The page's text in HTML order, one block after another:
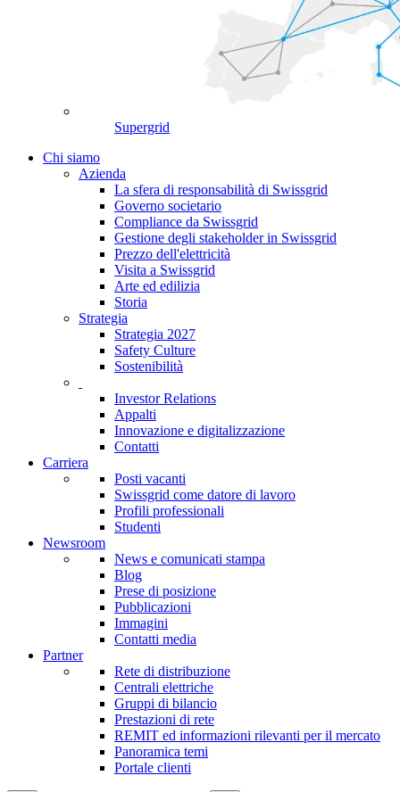
Supergrid
Chi siamo
Azienda
La sfera di responsabilità di Swissgrid
Governo societario
Compliance da Swissgrid
Gestione degli stakeholder in Swissgrid
Prezzo dell'elettricità
Visita a Swissgrid
Arte ed edilizia
Storia
Strategia
Strategia 2027
Safety Culture
Sostenibilità
Investor Relations
Appalti
Innovazione e digitalizzazione
Contatti
Carriera
Posti vacanti
Swissgrid come datore di lavoro
Profili professionali
Studenti
Newsroom
News e comunicati stampa
Blog
Prese di posizione
Pubblicazioni
Immagini
Contatti media
Partner
Rete di distribuzione
Centrali elettriche
Gruppi di bilancio
Prestazioni di rete
REMIT ed informazioni rilevanti per il mercato
Panoramica temi
Portale clienti